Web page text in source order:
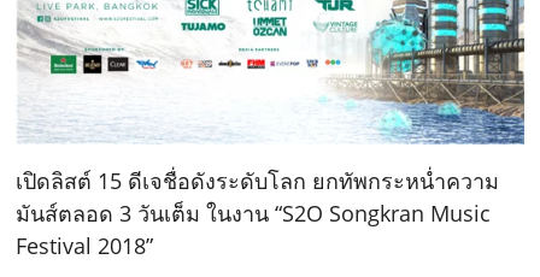
เปิดลิสต์ 15 ดีเจชื่อดังระดับโลก ยกทัพกระหน่ำความ
มันส์ตลอด 3 วันเต็ม ในงาน “S2O Songkran Music
Festival 2018”